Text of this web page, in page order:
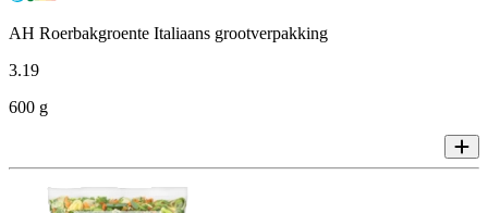
AH Roerbakgroente Italiaans grootverpakking
3.19
600 g